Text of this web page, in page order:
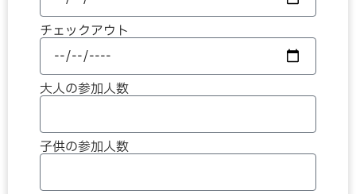
チェックアウト
大人の参加人数
子供の参加人数